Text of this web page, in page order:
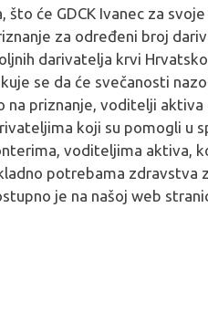
će GDCK Ivanec za
za određeni broj
darivatelja krvi
se da će svečanosti
na priznanje, voditelji
koji su pomogli u
voditeljima aktiva,
potrebama zdravstva
je na našoj web